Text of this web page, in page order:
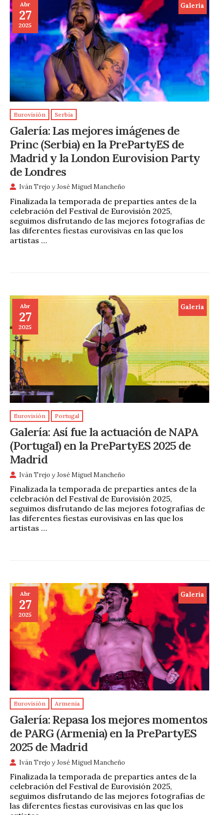
Abr
27
2025
Galeria
Eurovisión Serbia
Galería: Las mejores imágenes de
Princ (Serbia) en la PrePartyES de
Madrid y la London Eurovision Party
de Londres
Iván Trejo yJosé Miguel Mancheño
Finalizada la temporada de preparties antes de la
celebración del Festival de Eurovisión 2025,
seguimos disfrutando de las mejores fotografías de
las diferentes fiestas eurovisivas en las que los
artistas …
Abr
27
2025
Galeria
Eurovisión Portugal
Galería: Así fue la actuación de NAPA
(Portugal) en la PrePartyES 2025 de
Madrid
Iván Trejo yJosé Miguel Mancheño
Finalizada la temporada de preparties antes de la
celebración del Festival de Eurovisión 2025,
seguimos disfrutando de las mejores fotografías de
las diferentes fiestas eurovisivas en las que los
artistas …
Abr
27
2025
Galeria
Eurovisión Armenia
Galería: Repasa los mejores momentos
de PARG (Armenia) en la PrePartyES
2025 de Madrid
Iván Trejo yJosé Miguel Mancheño
Finalizada la temporada de preparties antes de la
celebración del Festival de Eurovisión 2025,
seguimos disfrutando de las mejores fotografías de
las diferentes fiestas eurovisivas en las que los